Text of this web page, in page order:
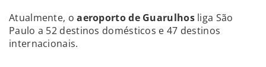
Atualmente, oaeroporto de Guarulhosliga São
Paulo a 52 destinos domésticos e 47 destinos
internacionais.